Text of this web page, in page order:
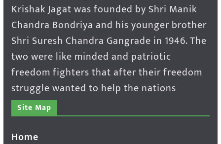
Krishak Jagat was founded by Shri Manik
Chandra Bondriya and his younger brother
Shri Suresh Chandra Gangrade in 1946. The
two were like minded and patriotic
freedom fighters that after their freedom
struggle wanted to help the nations
Site Map
Home